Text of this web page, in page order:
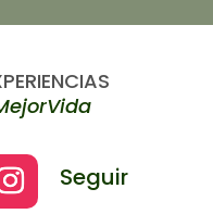
Seguir